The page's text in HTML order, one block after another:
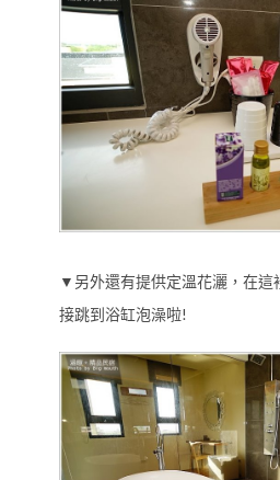
▼另外還有提供定溫花灑，在這
接跳到浴缸泡澡啦!